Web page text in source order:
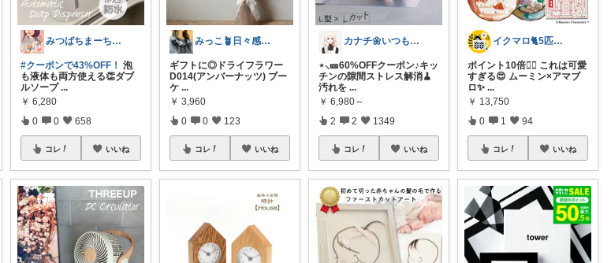
みつばちまーちᵀᴴᴬᴺᴷ ᵞᴼᵁ ◡̈*
#クーポンで43%OFF！ 泡
も液体も両方使える👏ダブ
ルソープ ...
￥ 6,280
0 0 658
コレ いいね
みっこ🪴日々感謝🌷いいね上限🙏
ギフトに◎ドライフラワー
D014(アンバーナッツ) ブー
ケ...
￥ 3,960
0 0 123
コレ いいね
カナチ🌼いつもご覧くださり感謝ꕤ
⋆⸜🎫60%OFFクーポン♪キッ
チンの隙間ストレス解消🧹
汚れを ...
￥ 6,980～
2 2 1349
コレ いいね
イクマロ🐈5匹の猫とおうちカフェ☕️
ポイント10倍👍🏻 これは可愛
すぎる😍 ムーミン×アマブ
ロ✨...
￥ 13,750
0 1 94
コレ いいね